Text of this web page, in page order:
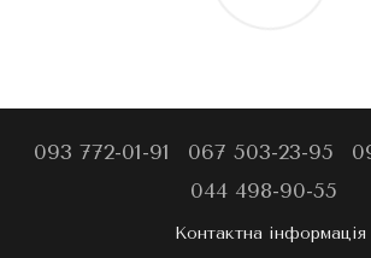
093 772-01-91 067 503-23-95
044 498-90-55
Контактна інформація